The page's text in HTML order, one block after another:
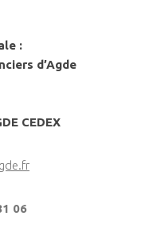
:
d’Agde
CEDEX
06